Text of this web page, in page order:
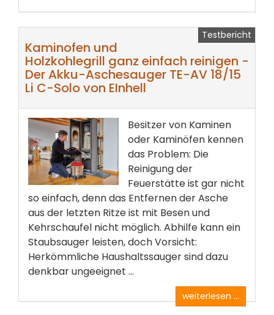
Testbericht
Kaminofen und
Holzkohlegrill ganz einfach reinigen -
Der Akku-Aschesauger TE-AV 18/15
Li C-Solo von EInhell
Besitzer von Kaminen
oder Kaminöfen kennen
das Problem: Die
Reinigung der
Feuerstätte ist gar nicht
so einfach, denn das Entfernen der Asche
aus der letzten Ritze ist mit Besen und
Kehrschaufel nicht möglich. Abhilfe kann ein
Staubsauger leisten, doch Vorsicht:
Herkömmliche Haushaltssauger sind dazu
denkbar ungeeignet ...
weiterlesen ...